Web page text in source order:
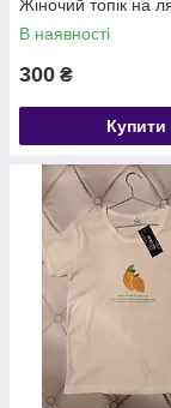
Жіночий топік на
В наявності
300 ₴
Купити